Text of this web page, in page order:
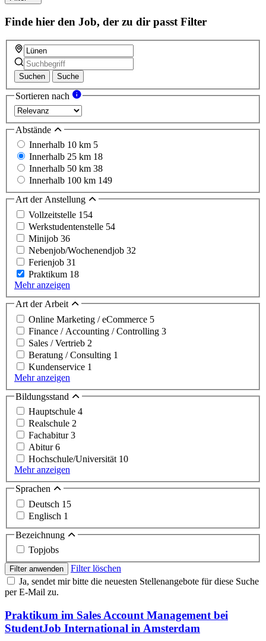
Finde hier den Job, der zu dir passt Filter
Suchen Suche
Sortieren nach
Abstände
Innerhalb 10 km 5
Innerhalb 25 km 18
Innerhalb 50 km 38
Innerhalb 100 km 149
Art der Anstellung
Vollzeitstelle 154
Werkstudentenstelle 54
Minijob 36
Nebenjob/Wochenendjob 32
Ferienjob 31
Praktikum 18
Mehr anzeigen
Art der Arbeit
Online Marketing / eCommerce 5
Finance / Accounting / Controlling 3
Sales / Vertrieb 2
Beratung / Consulting 1
Kundenservice 1
Mehr anzeigen
Bildungsstand
Hauptschule 4
Realschule 2
Fachabitur3
Abitur6
Hochschule/Universität 10
Mehr anzeigen
Sprachen
Deutsch 15
Englisch 1
Bezeichnung
Topjobs
Filter anwenden
Filter löschen
Ja, sendet mir bitte die neuesten Stellenangebote für diese Suche
per E-Mail zu.
Praktikum im Sales Account Management bei
StudentJob International in Amsterdam